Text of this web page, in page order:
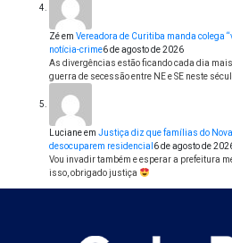
Zéem Vereadora de Curitiba manda colega
notícia-crime6 de agosto de 2026
As divergências estão ficando cada dia
guerra de secessão entre NE e SE neste
Lucianeem Justiça diz que famílias do
desocuparem residencial 6 de agosto de
Vou invadir também e esperar a prefeitura
isso, obrigado justiça